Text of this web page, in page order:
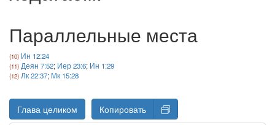
Параллельные места
Ин 12:24
Деян 7:52; Иер 23:6; Ин 1:29
Лк 22:37; Мк 15:28
Глава целиком Копировать